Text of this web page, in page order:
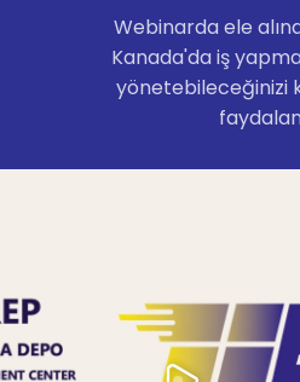
Webinarda ele
Kanada'da iş
yönetebileceğinizi